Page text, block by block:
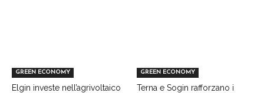
GREEN ECONOMY
Elgin investe nell’agrivoltaico
GREEN ECONOMY
Terna e Sogin rafforzano i